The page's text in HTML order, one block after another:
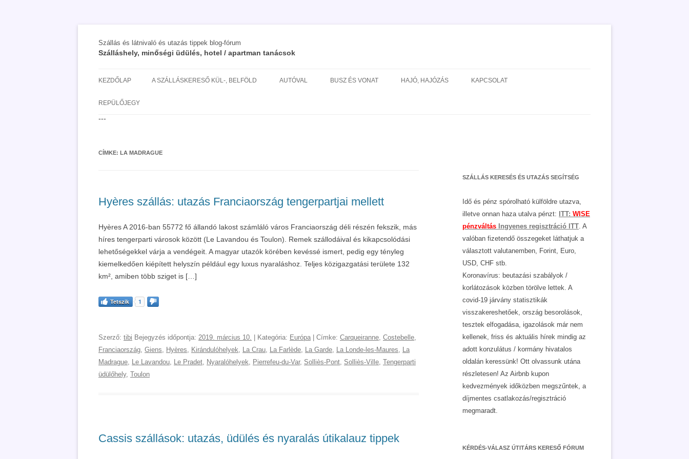
Szállás és látnivaló és utazás tippek blog-fórum
Szálláshely, minőségi üdülés, hotel / apartman tanácsok
a
KEZDŐLAP A SZÁLLÁSKERESŐ KÜL-, BELFÖLD AUTÓVAL BUSZ ÉS VONAT HAJÓ, HAJÓZÁS KAPCSOLAT
REPÜLŐJEGY
---
CÍMKE: LA MADRAGUE
Hyères szállás: utazás Franciaország tengerpartjai mellett
Hyères A 2016-ban 55772 fő állandó lakost számláló város Franciaország déli részén fekszik, más
híres tengerparti városok között (Le Lavandou és Toulon). Remek szállodáival és kikapcsolódási
lehetőségekkel várja a vendégeit. A magyar utazók körében kevéssé ismert, pedig egy tényleg
kiemelkedően kiépített helyszín például egy luxus nyaraláshoz. Teljes közigazgatási területe 132
km², amiben több sziget is […]
Tetszik 1
Szerző: tibi Bejegyzés időpontja: 2019. március 10. | Kategória: Európa | Címke: Carqueiranne, Costebelle,
Franciaország, Giens, Hyères, Kirándulóhelyek, La Crau, La Farlède, La Garde, La Londe-les-Maures, La
Madrague, Le Lavandou, Le Pradet, Nyaralóhelyek, Pierrefeu-du-Var, Solliès-Pont, Solliès-Ville, Tengerparti
üdülőhely, Toulon
Cassis szállások: utazás, üdülés és nyaralás útikalauz tippek
SZÁLLÁS KERESÉS ÉS UTAZÁS SEGÍTSÉG
Idő és pénz spórolható külföldre utazva,
illetve onnan haza utalva pénzt: ITT: WISE
pénzváltás Ingyenes regisztráció ITT. A
valóban fizetendő összegeket láthatjuk a
választott valutanemben, Forint, Euro,
USD, CHF stb.
Koronavírus: beutazási szabályok /
korlátozások közben törölve lettek. A
covid-19 járvány statisztikák
visszakereshetőek, ország besorolások,
tesztek elfogadása, igazolások már nem
kellenek, friss és aktuális hírek mindig az
adott konzulátus / kormány hivatalos
oldalán keressünk! Ott olvassunk utána
részletesen! Az Airbnb kupon
kedvezmények időközben megszűntek, a
díjmentes csatlakozás/regisztráció
megmaradt.
KÉRDÉS-VÁLASZ ÚTITÁRS KERESŐ FÓRUM